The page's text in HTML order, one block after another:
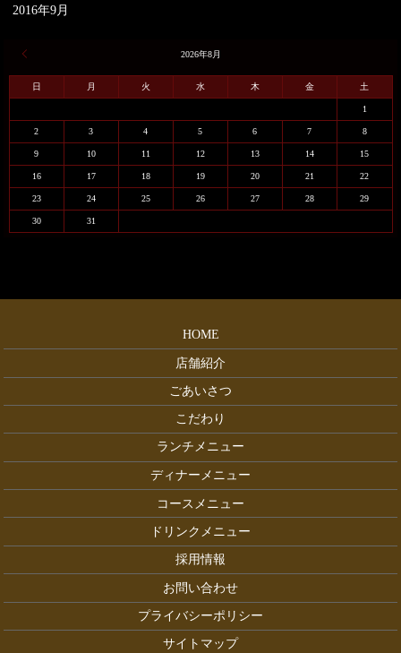
2016年9月
2026年8月
日 月 火 水 木 金 土
1
2 3 4 5 6 7 8
9 10 11 12 13 14 15
16 17 18 19 20 21 22
23 24 25 26 27 28 29
30 31
HOME
店舗紹介
ごあいさつ
こだわり
ランチメニュー
ディナーメニュー
コースメニュー
ドリンクメニュー
採用情報
お問い合わせ
プライバシーポリシー
サイトマップ